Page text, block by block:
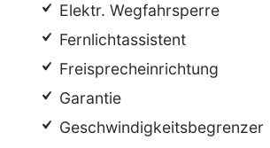
Elektr. Wegfahrsperre
Fernlichtassistent
Freisprecheinrichtung
Garantie
Geschwindigkeitsbegrenzer